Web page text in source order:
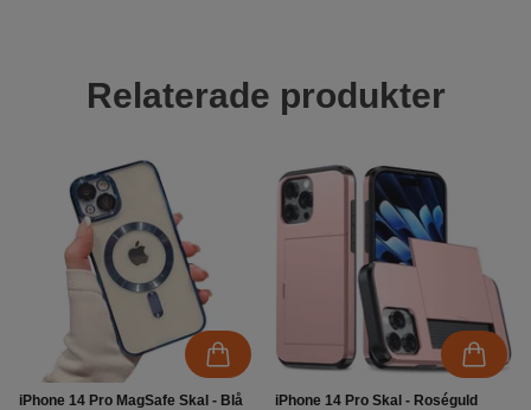
Relaterade produkter
iPhone 14 Pro MagSafe Skal - Blå iPhone 14 Pro Skal - Roséguld